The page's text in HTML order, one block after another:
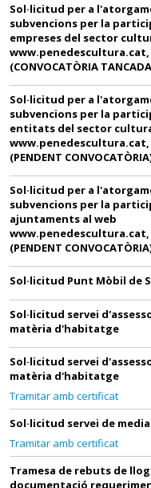
Sol·licitud per a
subvencions per la
empreses del sector
www.penedescultura.cat,
(CONVOCATÒRIA
Sol·licitud per a
subvencions per la
entitats del sector
www.penedescultura.cat,
(PENDENT
Sol·licitud per a
subvencions per la
ajuntaments al web
www.penedescultura.cat,
(PENDENT
Sol·licitud Punt Mòbil de
Sol·licitud servei
matèria d'habitatge
Sol·licitud servei
matèria d'habitatge
Tramitar amb certificat
Sol·licitud servei de
Tramitar amb certificat
Tramesa de rebuts de
documentació